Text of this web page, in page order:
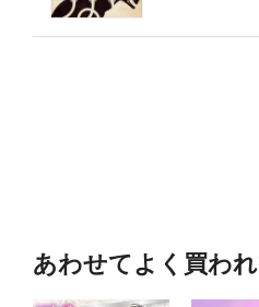
あわせてよく買わ